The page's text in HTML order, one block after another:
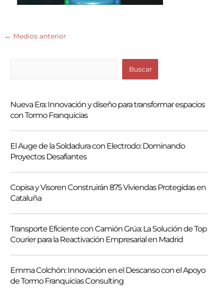
← Medios anterior
c
a
r
Buscar
Nueva Era: Innovación y diseño para transformar espacios
con Tormo Franquicias
El Auge de la Soldadura con Electrodo: Dominando
Proyectos Desafiantes
Copisa y Visoren Construirán 875 Viviendas Protegidas en
Cataluña
Transporte Eficiente con Camión Grúa: La Solución de Top
Courier para la Reactivación Empresarial en Madrid
Emma Colchón: Innovación en el Descanso con el Apoyo
de Tormo Franquicias Consulting